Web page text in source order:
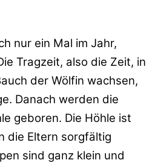
nur ein Mal im Jahr,
Tragzeit, also die Zeit, in
der Wölfin wachsen,
Danach werden die
geboren. Die Höhle ist
die Eltern sorgfältig
sind ganz klein und